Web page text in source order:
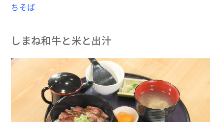
ちそば
しまね和牛と米と出汁